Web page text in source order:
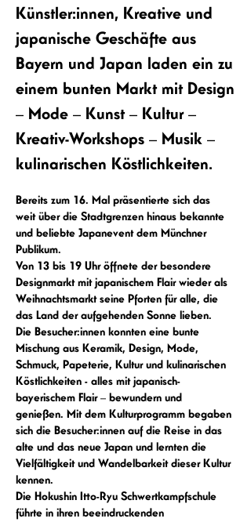
Künstler:innen, Kreative und
japanische Geschäfte aus
Bayern und Japan laden ein zu
einem bunten Markt mit Design
– Mode – Kunst – Kultur –
Kreativ-Workshops – Musik –
kulinarischen Köstlichkeiten.
Bereits zum 16. Mal präsentierte sich das
weit über die Stadtgrenzen hinaus bekannte
und beliebte Japanevent dem Münchner
Publikum.
Von 13 bis 19 Uhr öffnete der besondere
Designmarkt mit japanischem Flair wieder als
Weihnachtsmarkt seine Pforten für alle, die
das Land der aufgehenden Sonne lieben.
Die Besucher:innen konnten eine bunte
Mischung aus Keramik, Design, Mode,
Schmuck, Papeterie, Kultur und kulinarischen
Köstlichkeiten - alles mit japanisch-
bayerischem Flair – bewundern und
genießen. Mit dem Kulturprogramm begaben
sich die Besucher:innen auf die Reise in das
alte und das neue Japan und lernten die
Vielfältigkeit und Wandelbarkeit dieser Kultur
kennen.
Die Hokushin Itto-Ryu Schwertkampfschule
führte in ihren beeindruckenden